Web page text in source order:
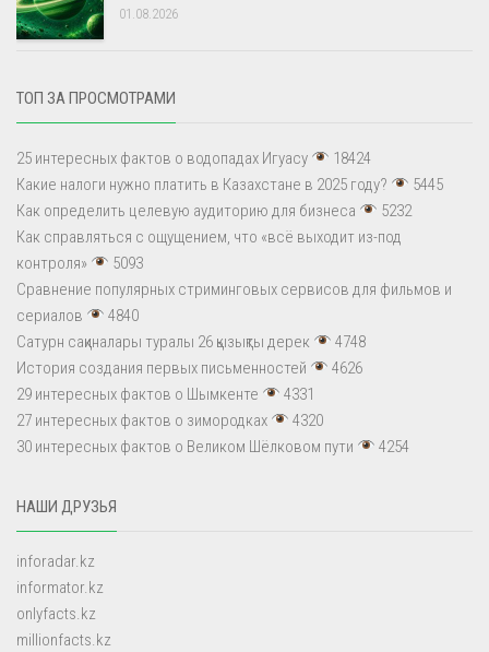
01.08.2026
ТОП ЗА ПРОСМОТРАМИ
25 интересных фактов о водопадах Игуасу
18424
Какие налоги нужно платить в Казахстане в 2025 году?
5445
Как определить целевую аудиторию для бизнеса
5232
Как справляться с ощущением, что «всё выходит из-под
контроля»
5093
Сравнение популярных стриминговых сервисов для фильмов и
сериалов
4840
Сатурн сақиналары туралы 26 қызықты дерек
4748
История создания первых письменностей
4626
29 интересных фактов о Шымкенте
4331
27 интересных фактов о зимородках
4320
30 интересных фактов о Великом Шёлковом пути
4254
НАШИ ДРУЗЬЯ
inforadar.kz
informator.kz
onlyfacts.kz
millionfacts.kz